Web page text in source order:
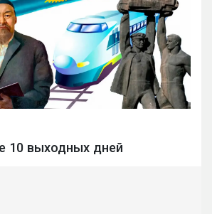
10 выходных дней